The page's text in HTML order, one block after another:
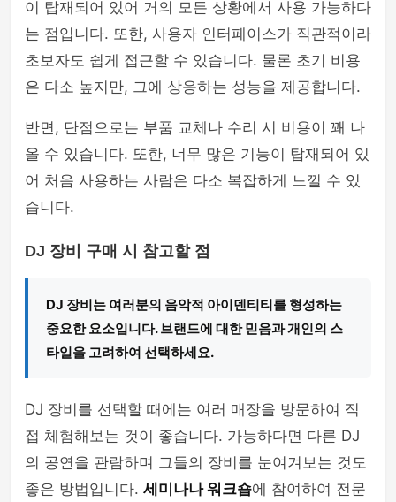
이 탑재되어 있어 거의 모든 상황에서 사용 가능하다
는 점입니다. 또한, 사용자 인터페이스가 직관적이라
초보자도 쉽게 접근할 수 있습니다. 물론 초기 비용
은 다소 높지만, 그에 상응하는 성능을 제공합니다.
반면, 단점으로는 부품 교체나 수리 시 비용이 꽤 나
올 수 있습니다. 또한, 너무 많은 기능이 탑재되어 있
어 처음 사용하는 사람은 다소 복잡하게 느낄 수 있
습니다.
DJ 장비 구매 시 참고할 점
DJ 장비는 여러분의 음악적 아이덴티티를 형성하는
중요한 요소입니다. 브랜드에 대한 믿음과 개인의 스
타일을 고려하여 선택하세요.
DJ 장비를 선택할 때에는 여러 매장을 방문하여 직
접 체험해보는 것이 좋습니다. 가능하다면 다른 DJ
의 공연을 관람하며 그들의 장비를 눈여겨보는 것도
좋은 방법입니다. 세미나나 워크숍에 참여하여 전문